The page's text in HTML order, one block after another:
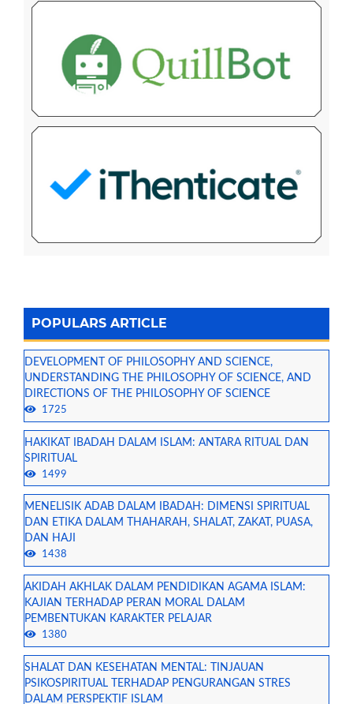
POPULARS ARTICLE
DEVELOPMENT OF PHILOSOPHY AND SCIENCE,
UNDERSTANDING THE PHILOSOPHY OF SCIENCE, AND
DIRECTIONS OF THE PHILOSOPHY OF SCIENCE
1725
HAKIKAT IBADAH DALAM ISLAM: ANTARA RITUAL DAN
SPIRITUAL
1499
MENELISIK ADAB DALAM IBADAH: DIMENSI SPIRITUAL
DAN ETIKA DALAM THAHARAH, SHALAT, ZAKAT, PUASA,
DAN HAJI
1438
AKIDAH AKHLAK DALAM PENDIDIKAN AGAMA ISLAM:
KAJIAN TERHADAP PERAN MORAL DALAM
PEMBENTUKAN KARAKTER PELAJAR
1380
SHALAT DAN KESEHATAN MENTAL: TINJAUAN
PSIKOSPIRITUAL TERHADAP PENGURANGAN STRES
DALAM PERSPEKTIF ISLAM